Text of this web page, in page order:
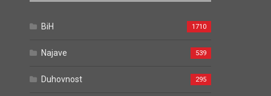
BiH 1710
Najave 539
Duhovnost 295